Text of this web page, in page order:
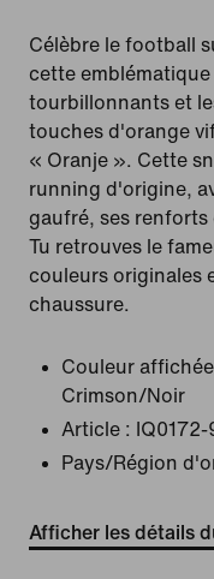
Célèbre le football
cette
tourbillonnants et
touches d'orange
« Oranje ». Cette
running d'origine,
gaufré, ses renforts
Tu retrouves le
couleurs originales
chaussure.
Couleur
Crimson/Noir
Article :
Pays/Région
Afficher les détails